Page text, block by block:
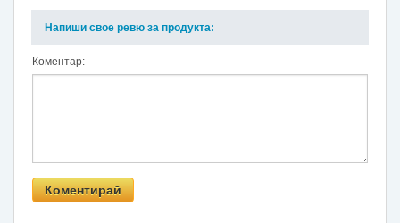
Напиши свое ревю за продукта:
Коментар: